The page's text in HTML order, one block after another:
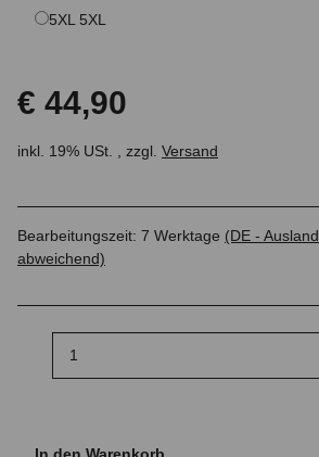
5XL 5XL
€ 44,90
inkl. 19% USt. , zzgl. Versand
Bearbeitungszeit: 7 Werktage (DE - Ausland
abweichend)
In den Warenkorb